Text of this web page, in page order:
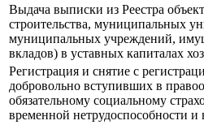
Выдача выписки из Реестра
строительства, муниципальных
муниципальных учреждений,
вкладов) в уставных капиталах
Регистрация и снятие с
добровольно вступивших в
обязательному социальному
временной нетрудоспособности и